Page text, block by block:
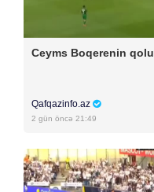
Ceyms Boqerenin qolu
Qafqazinfo.az
2 gün öncə 21:49